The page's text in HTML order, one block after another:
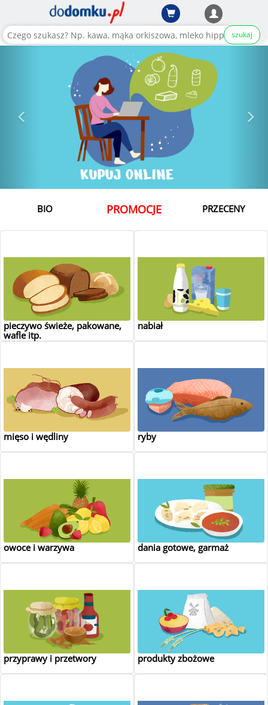
szukaj
BIO PROMOCJE PRZECENY
pieczywo świeże, pakowane,
wafle itp.
nabiał
mięso i wędliny ryby
owoce i warzywa dania gotowe, garmaż
przyprawy i przetwory produkty zbożowe